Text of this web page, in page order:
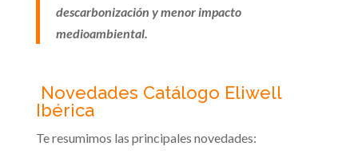
descarbonización y menor impacto
medioambiental.
Novedades Catálogo Eliwell
Ibérica
Te resumimos las principales novedades: